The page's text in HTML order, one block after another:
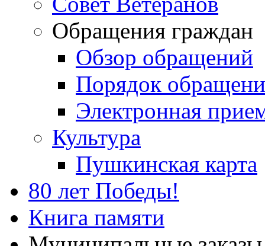
Обращения граждан
Обзор обращений
Порядок
Электронная
Культура
Пушкинская карта
80 лет Победы!
Книга памяти